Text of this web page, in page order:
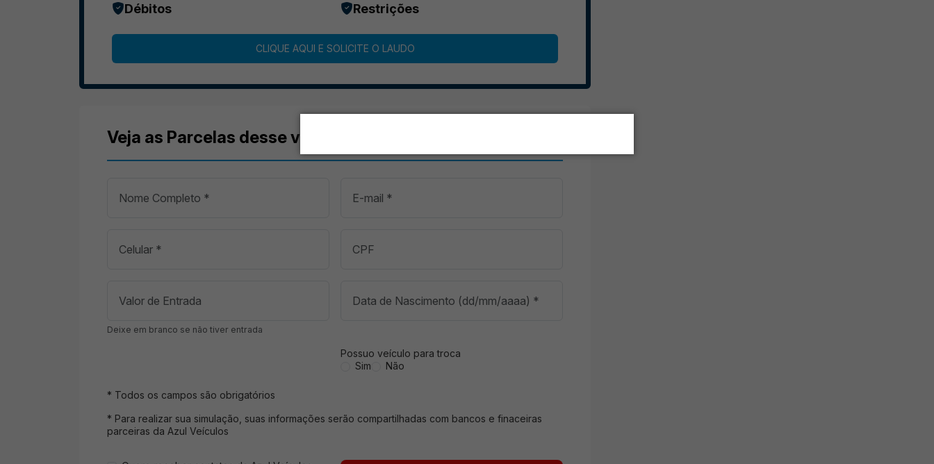
Débitos
Restrições
CLIQUE AQUI E SOLICITE O LAUDO
Veja as Parcelas desse veículo
Deixe em branco se não tiver entrada
Possuo veículo para troca
Sim
Não
* Todos os campos são obrigatórios
* Para realizar sua simulação, suas informações serão compartilhadas com bancos e finaceiras
parceiras da Azul Veículos